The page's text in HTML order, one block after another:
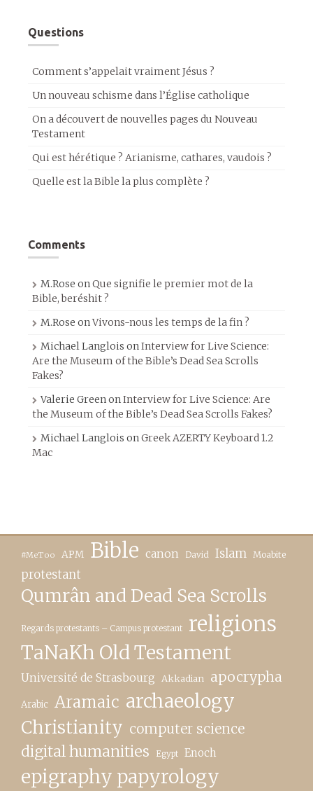
Questions
Comment s’appelait vraiment Jésus ?
Un nouveau schisme dans l’Église catholique
On a découvert de nouvelles pages du Nouveau
Testament
Qui est hérétique ? Arianisme, cathares, vaudois ?
Quelle est la Bible la plus complète ?
Comments
M.Rose onQue signifie le premier mot de la
Bible, beréshit ?
M.Rose onVivons-nous les temps de la fin ?
Michael Langlois onInterview for Live Science:
Are the Museum of the Bible’s Dead Sea Scrolls
Fakes?
Valerie GreenonInterview for Live Science: Are
the Museum of the Bible’s Dead Sea Scrolls Fakes?
Michael Langlois onGreek AZERTY Keyboard 1.2
Mac
#MeToo APM Bible canon David Islam Moabite
protestant
Qumrân and Dead Sea Scrolls
Regards protestants – Campus protestant religions
TaNaKh Old Testament
Université de Strasbourg Akkadian apocrypha
Arabic Aramaic archaeology
Christianity computer science
digital humanities Egypt Enoch
epigraphy papyrology